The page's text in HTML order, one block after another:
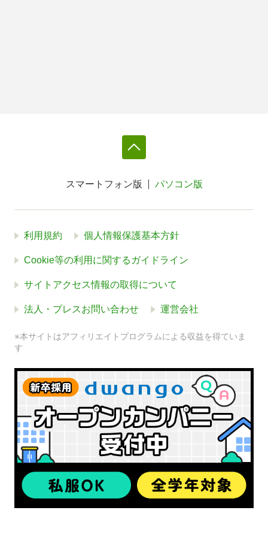
スマートフォン版 パソコン版
利用規約 個人情報保護基本方針
Cookie等の利用に関するガイドライン
サイトアクセス情報の取得について
法人・プレスお問い合わせ 運営会社
※本サイトはアフィリエイトプログラムによる収益を得ていま
す